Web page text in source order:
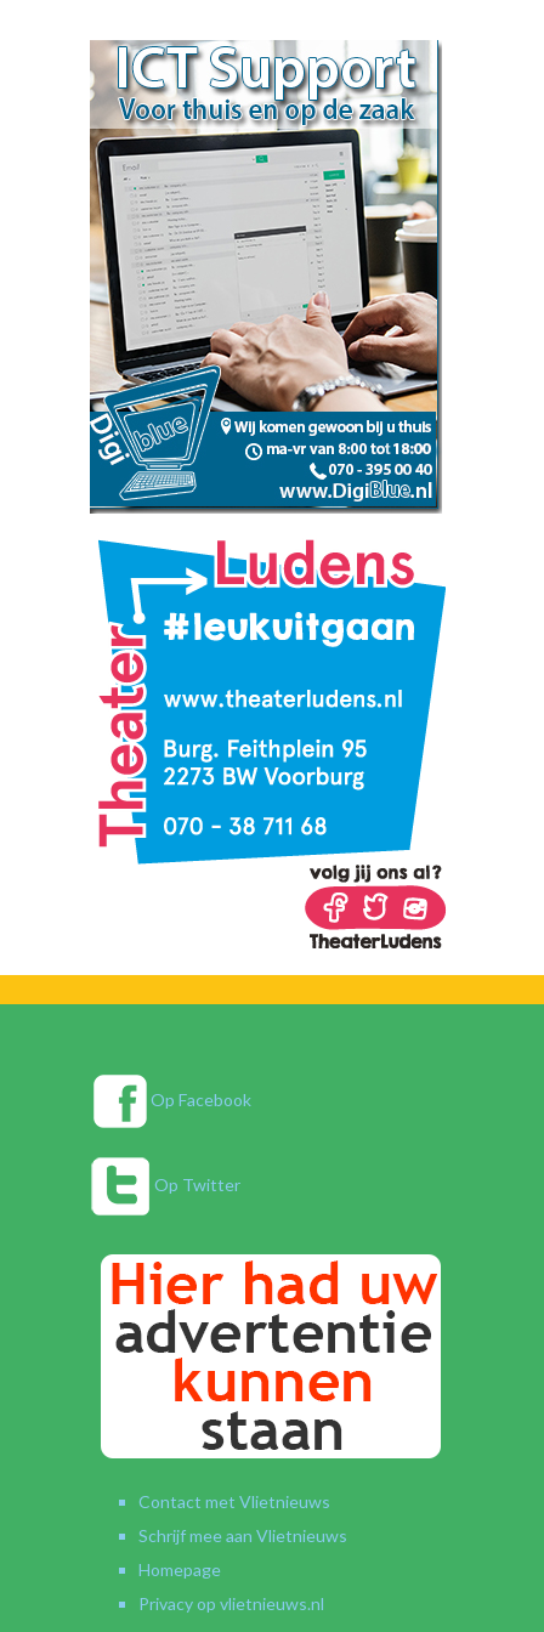
Op Facebook
Op Twitter
Contact met Vlietnieuws
Schrijf mee aan Vlietnieuws
Homepage
Privacy op vlietnieuws.nl